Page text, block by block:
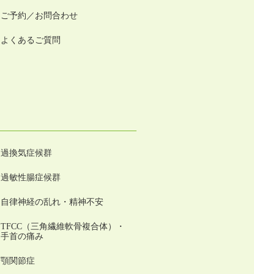
ご予約／お問合わせ
よくあるご質問
過換気症候群
過敏性腸症候群
自律神経の乱れ・精神不安
TFCC（三角繊維軟骨複合体）・
手首の痛み
顎関節症